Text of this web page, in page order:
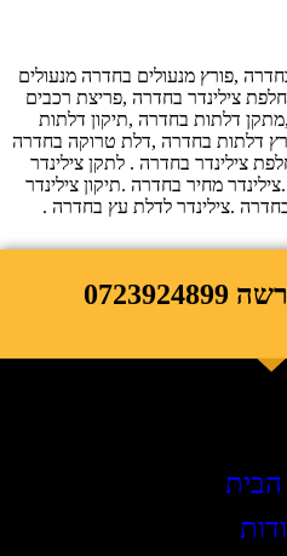
,פורץ מנעולים בחדרה מנעולים
צילינדר בחדרה ,פריצת רכבים
דלתות בחדרה ,תיקון דלתות
דלתות בחדרה ,דלת טרוקה בחדרה
צילינדר בחדרה . לתקן צילינדר
מחיר בחדרה .תיקון צילינדר
.צילינדר לדלת עץ בחדרה .